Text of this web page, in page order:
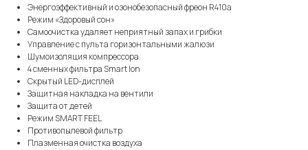
Энергоэффективный и озонобезопасный фреон R410a
Режим «Здоровый сон»
Самоочистка удаляет неприятный запах и грибки
Управление с пульта горизонтальными жалюзи
Шумоизоляция компрессора
4 сменных фильтра Smart Ion
Скрытый LED-дисплей
Защитная накладка на вентили
Защита от детей
Режим SMART FEEL
Противопылевой фильтр
Плазменная очистка воздуха